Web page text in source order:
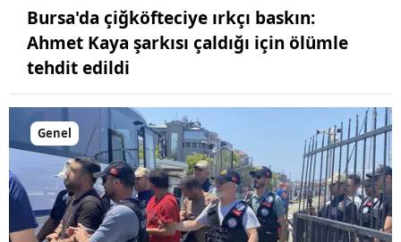
Bursa'da çiğköfteciye ırkçı baskın:
Ahmet Kaya şarkısı çaldığı için ölümle
tehdit edildi
Genel